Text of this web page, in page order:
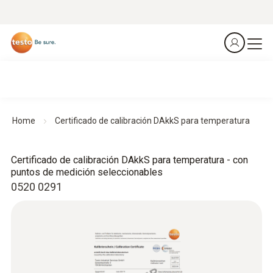
Home Certificado de calibración DAkkS para temperatura
0520 0291
Certificado de calibración DAkkS para temperatura - con
puntos de medición seleccionables